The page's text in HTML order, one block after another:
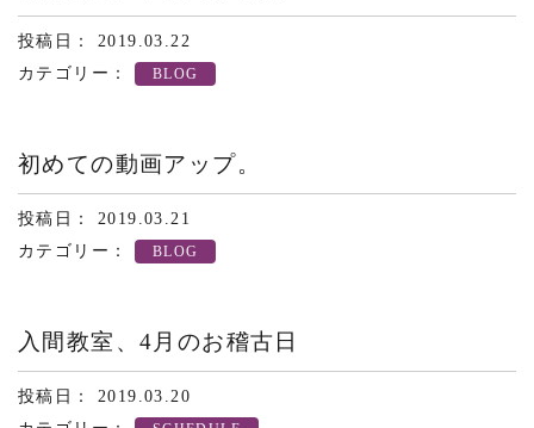
投稿日： 2019.03.22
カテゴリー：
BLOG
初めての動画アップ。
投稿日： 2019.03.21
カテゴリー：
BLOG
入間教室、4月のお稽古日
投稿日： 2019.03.20